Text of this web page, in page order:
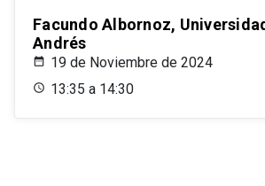
Facundo Albornoz,
Andrés
19 de Noviembre de 2024
13:35 a 14:30